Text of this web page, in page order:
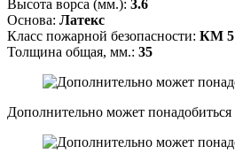
Высота ворса (мм.): 3.6
Основа: Латекс
Класс пожарной безопасности: КМ 5
Толщина общая, мм.: 35
Дополнительно может понадобиться